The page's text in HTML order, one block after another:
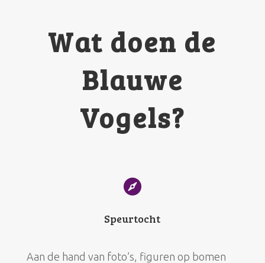
Wat doen de
Blauwe
Vogels?

Speurtocht
Aan de hand van foto’s, figuren op bomen